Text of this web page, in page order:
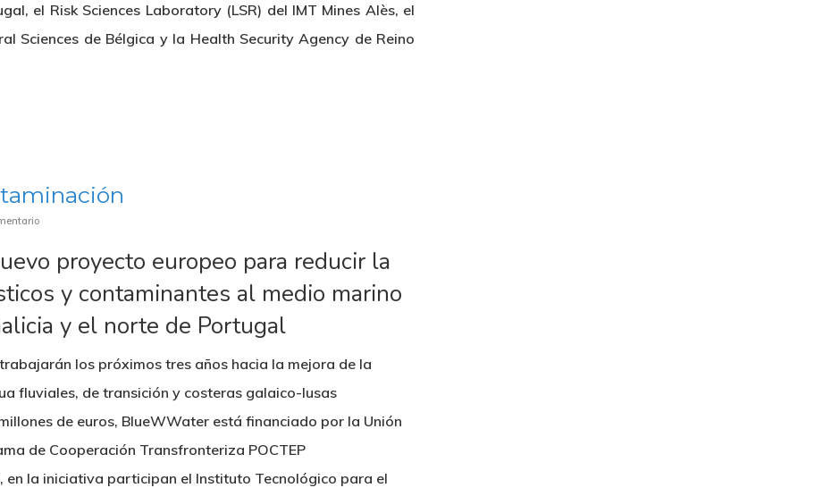
el Risk Sciences Laboratory (LSR) del IMT Mines Alès, el
Sciences de Bélgica y la Health Security Agency de Reino
proyecto europeo para reducir la
y contaminantes al medio marino
y el norte de Portugal
los próximos tres años hacia la mejora de la
fluviales, de transición y costeras galaico-lusas
de euros, BlueWWater está financiado por la Unión
de Cooperación Transfronteriza POCTEP
en la iniciativa participan el Instituto Tecnológico para el